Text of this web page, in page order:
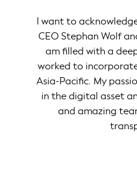
I want to
CEO Stephan Wolf
am filled with a
worked to
Asia-Pacific. My
in the digital asset
and amazing